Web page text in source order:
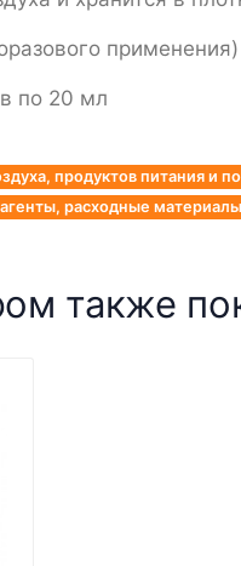
применения)
по 20 мл
продуктов питания и
расходные материалы
также